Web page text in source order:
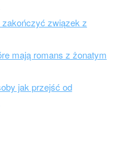
zakończyć związek z
mają romans z żonatym
jak przejść od